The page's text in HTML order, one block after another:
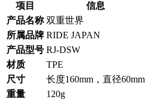
项目
信息
产品名称 双重世界
所属品牌 RIDE JAPAN
产品型号 RJ-DSW
材质
TPE
尺寸
长度160mm，直径60mm
重量
120g